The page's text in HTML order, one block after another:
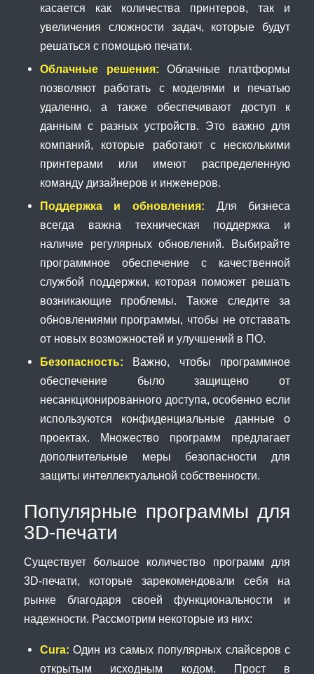
касается как количества принтеров, так и
увеличения сложности задач, которые будут
решаться с помощью печати.
Облачные решения: Облачные платформы
позволяют работать с моделями и печатью
удаленно, а также обеспечивают доступ к
данным с разных устройств. Это важно для
компаний, которые работают с несколькими
принтерами или имеют распределенную
команду дизайнеров и инженеров.
Поддержка и обновления: Для бизнеса
всегда важна техническая поддержка и
наличие регулярных обновлений. Выбирайте
программное обеспечение с качественной
службой поддержки, которая поможет решать
возникающие проблемы. Также следите за
обновлениями программы, чтобы не отставать
от новых возможностей и улучшений в ПО.
Безопасность: Важно, чтобы программное
обеспечение было защищено от
несанкционированного доступа, особенно если
используются конфиденциальные данные о
проектах. Множество программ предлагает
дополнительные меры безопасности для
защиты интеллектуальной собственности.
Популярные программы для
3D-печати
Существует большое количество программ для
3D-печати, которые зарекомендовали себя на
рынке благодаря своей функциональности и
надежности. Рассмотрим некоторые из них:
Cura: Один из самых популярных слайсеров с
открытым исходным кодом. Прост в